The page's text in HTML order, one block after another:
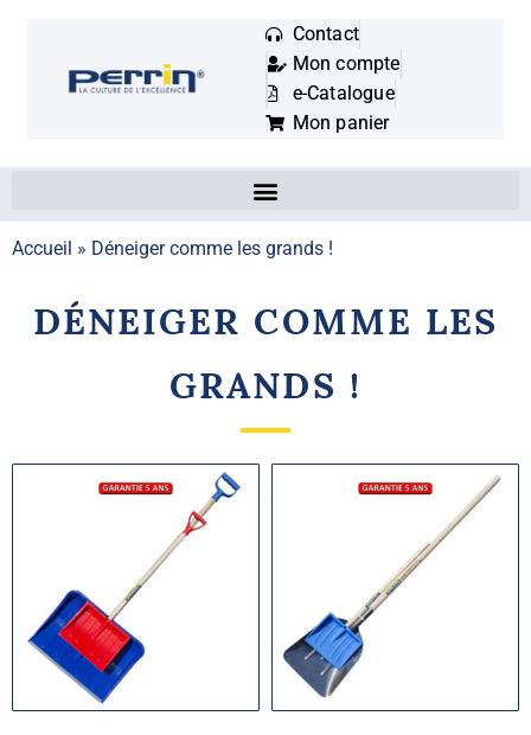
Mots
clés
:
Contact
Mon compte
e-Catalogue
Mon panier
Accueil » Déneiger comme les grands !
DÉNEIGER COMME LES
GRANDS !